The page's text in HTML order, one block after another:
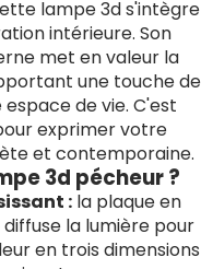
lampe 3d s'intègre
intérieure. Son
met en valeur la
une touche de
de vie. C'est
exprimer votre
et contemporaine.
3d pécheur ?
: la plaque en
la lumière pour
en trois dimensions